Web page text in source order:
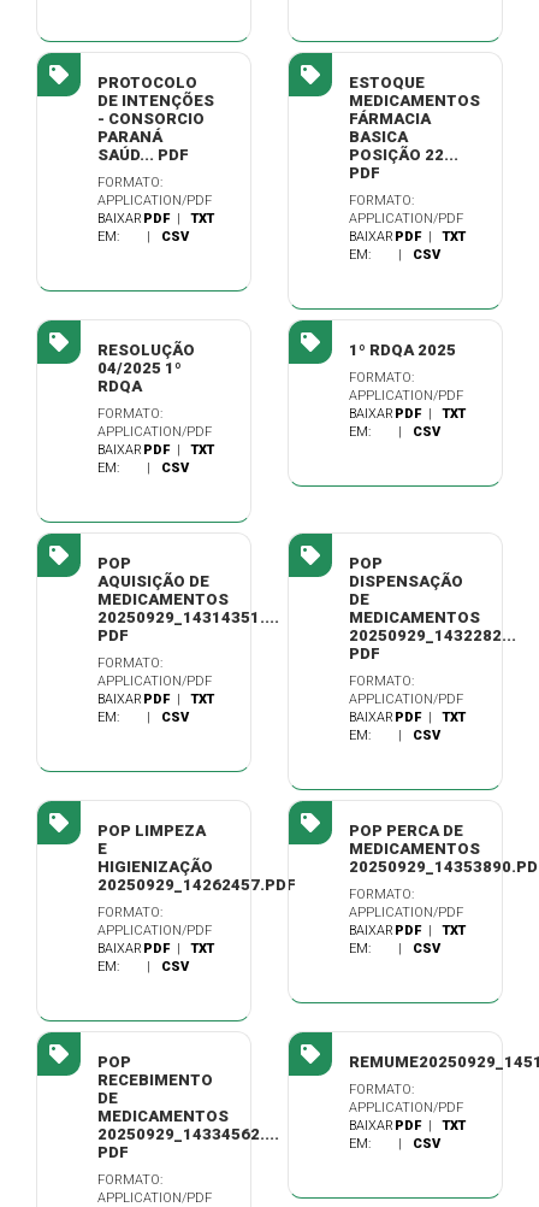
PROTOCOLO
DE INTENÇÕES
- CONSORCIO
PARANÁ
SAÚD... PDF
FORMATO:
APPLICATION/PDF
BAIXAR
EM:
PDF |TXT
| CSV
ESTOQUE
MEDICAMENTOS
FÁRMACIA
BASICA
POSIÇÃO 22...
PDF
FORMATO:
APPLICATION/PDF
BAIXAR
EM:
PDF |TXT
| CSV
RESOLUÇÃO
04/2025 1º
RDQA
FORMATO:
APPLICATION/PDF
BAIXAR
EM:
PDF |TXT
| CSV
1º RDQA 2025
FORMATO:
APPLICATION/PDF
BAIXAR
EM:
PDF |TXT
| CSV
POP
AQUISIÇÃO DE
MEDICAMENTOS
20250929_14314351....
PDF
FORMATO:
APPLICATION/PDF
BAIXAR
EM:
PDF |TXT
| CSV
POP
DISPENSAÇÃO
DE
MEDICAMENTOS
20250929_1432282...
PDF
FORMATO:
APPLICATION/PDF
BAIXAR
EM:
PDF |TXT
| CSV
POP LIMPEZA
E
HIGIENIZAÇÃO
20250929_14262457.PDF
FORMATO:
APPLICATION/PDF
BAIXAR
EM:
PDF |TXT
| CSV
POP PERCA DE
MEDICAMENTOS
FORMATO:
APPLICATION/PDF
BAIXAR
EM:
PDF |TXT
| CSV
POP
RECEBIMENTO
DE
MEDICAMENTOS
20250929_14334562....
PDF
FORMATO:
APPLICATION/PDF
FORMATO:
APPLICATION/PDF
BAIXAR
EM:
PDF |TXT
| CSV